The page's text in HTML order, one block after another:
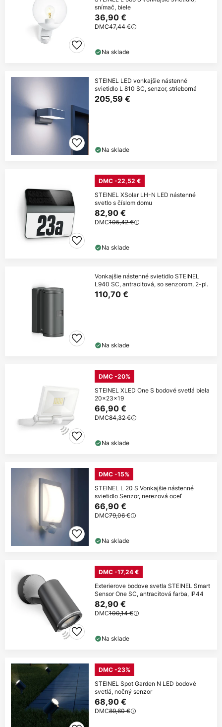
snímač, biele
36,90 €
DMC47,44 €
Na sklade
STEINEL LED vonkajšie nástenné
svietidlo L 810 SC, senzor, strieborná
205,59 €
Na sklade
DMC -22,52 €
STEINEL XSolar LH-N LED nástenné
svetlo s číslom domu
82,90 €
DMC105,42 €
Na sklade
Vonkajšie nástenné svietidlo STEINEL
L940 SC, antracitová, so senzorom, 2-pl.
110,70 €
Na sklade
DMC -20%
STEINEL XLED One S bodové svetlá biela
20x23x19
66,90 €
DMC84,32 €
Na sklade
DMC -15%
STEINEL L 20 S Vonkajšie nástenné
svietidlo Senzor, nerezová oceľ
66,90 €
DMC79,06 €
Na sklade
DMC -17,24 €
Exterierove bodove svetla STEINEL Smart
Sensor One SC, antracitová farba, IP44
82,90 €
DMC100,14 €
Na sklade
DMC -23%
STEINEL Spot Garden N LED bodové
svetlá, nočný senzor
68,90 €
DMC89,60 €